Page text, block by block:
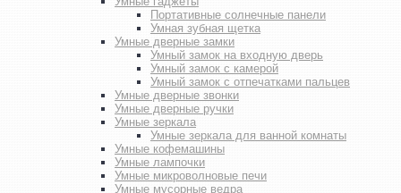
Портативные солнечные панели
Умная зубная щетка
Умные дверные замки
Умный замок на входную дверь
Умный замок с камерой
Умный замок с отпечатками пальцев
Умные дверные звонки
Умные дверные ручки
Умные зеркала
Умные зеркала для ванной комнаты
Умные кофемашины
Умные лампочки
Умные микроволновые печи
Умные мусорные ведра